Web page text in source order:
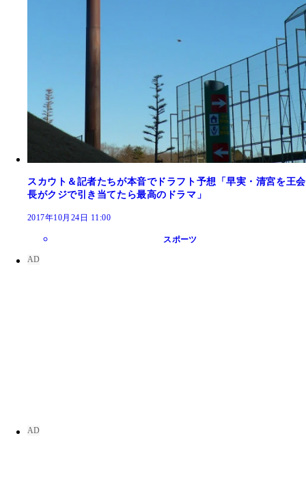
スカウト＆記者たちが本音でドラフト予想「早実・清宮を王会
長がクジで引き当てたら最高のドラマ」
2017年10月24日 11:00
スポーツ